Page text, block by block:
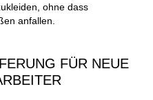
ohne dass
anfallen.
FÜR NEUE